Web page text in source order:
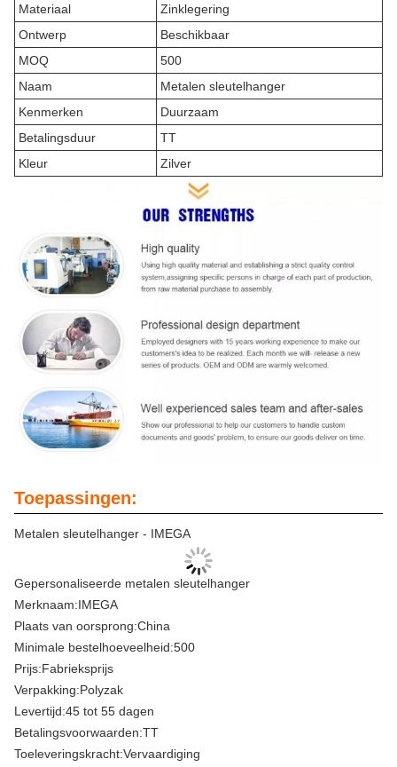
Materiaal
Zinklegering
Ontwerp
Beschikbaar
MOQ
500
Naam
Metalen sleutelhanger
Kenmerken
Duurzaam
Betalingsduur
TT
Kleur
Zilver
Toepassingen:
Metalen sleutelhanger - IMEGA
Gepersonaliseerde metalen sleutelhanger
Merknaam:IMEGA
Plaats van oorsprong:China
Minimale bestelhoeveelheid:500
Prijs:Fabrieksprijs
Verpakking:Polyzak
Levertijd:45 tot 55 dagen
Betalingsvoorwaarden:TT
Toeleveringskracht:Vervaardiging